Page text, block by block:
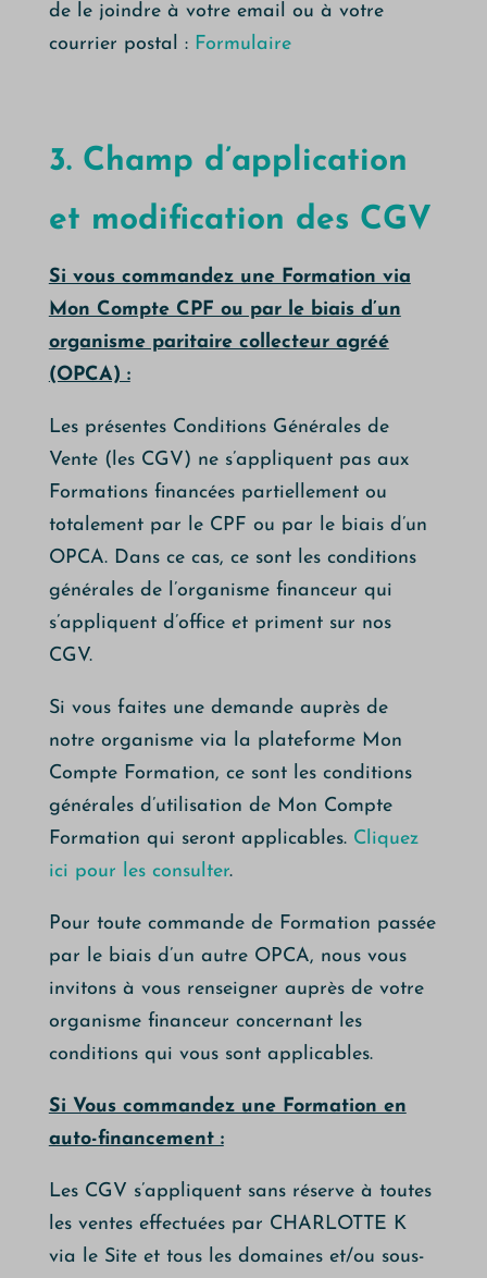
de le joindre à votre email ou à votre
courrier postal : Formulaire
3. Champ d’application
et modification des CGV
Si vous commandez une Formation via
Mon Compte CPF ou par le biais d’un
organisme paritaire collecteur agréé
(OPCA) :
Les présentes Conditions Générales de
Vente (les CGV) ne s’appliquent pas aux
Formations financées partiellement ou
totalement par le CPF ou par le biais d’un
OPCA. Dans ce cas, ce sont les conditions
générales de l’organisme financeur qui
s’appliquent d’office et priment sur nos
CGV.
Si vous faites une demande auprès de
notre organisme via la plateforme Mon
Compte Formation, ce sont les conditions
générales d’utilisation de Mon Compte
Formation qui seront applicables. Cliquez
ici pour les consulter.
Pour toute commande de Formation passée
par le biais d’un autre OPCA, nous vous
invitons à vous renseigner auprès de votre
organisme financeur concernant les
conditions qui vous sont applicables.
Si Vous commandez une Formation en
auto-financement :
Les CGV s’appliquent sans réserve à toutes
les ventes effectuées par CHARLOTTE K
via le Site et tous les domaines et/ou sous-